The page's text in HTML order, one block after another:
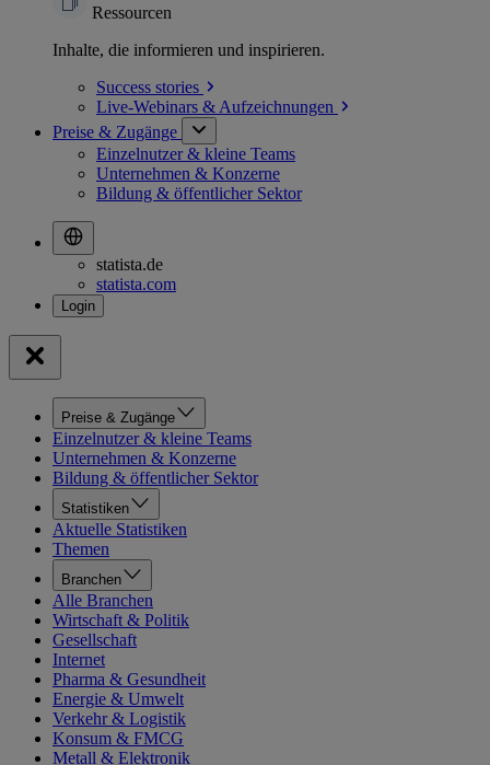
Ressourcen
Inhalte, die informieren und inspirieren.
Success stories
Live-Webinars & Aufzeichnungen
Preise & Zugänge
Einzelnutzer & kleine Teams
Unternehmen & Konzerne
Bildung & öffentlicher Sektor
statista.de
statista.com
Preise & Zugänge
Einzelnutzer & kleine Teams
Unternehmen & Konzerne
Bildung & öffentlicher Sektor
Statistiken
Aktuelle Statistiken
Themen
Branchen
Alle Branchen
Wirtschaft & Politik
Gesellschaft
Internet
Pharma & Gesundheit
Energie & Umwelt
Verkehr & Logistik
Konsum & FMCG
Metall & Elektronik